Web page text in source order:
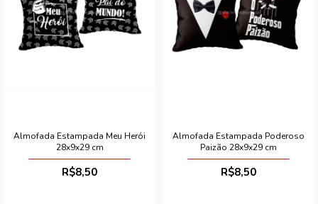
Almofada Estampada Meu Herói
28x9x29 cm
R$8,50
Almofada Estampada Poderoso
Paizão 28x9x29 cm
R$8,50